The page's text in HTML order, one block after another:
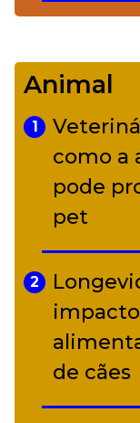
diverso
Adriana
alter
Curitiba
Animal
1
como a
pode
pet
2
de cães